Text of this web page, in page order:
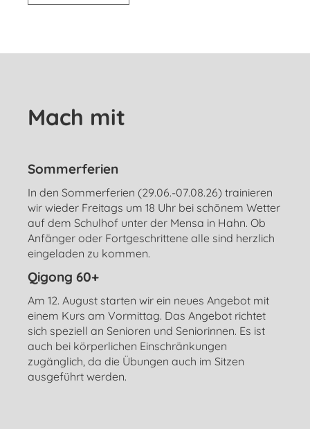
Mach mit
Sommerferien
In den Sommerferien (29.06.-07.08.26) trainieren
wir wieder Freitags um 18 Uhr bei schönem Wetter
auf dem Schulhof unter der Mensa in Hahn. Ob
Anfänger oder Fortgeschrittene alle sind herzlich
eingeladen zu kommen.
Qigong 60+
Am 12. August starten wir ein neues Angebot mit
einem Kurs am Vormittag. Das Angebot richtet
sich speziell an Senioren und Seniorinnen. Es ist
auch bei körperlichen Einschränkungen
zugänglich, da die Übungen auch im Sitzen
ausgeführt werden.